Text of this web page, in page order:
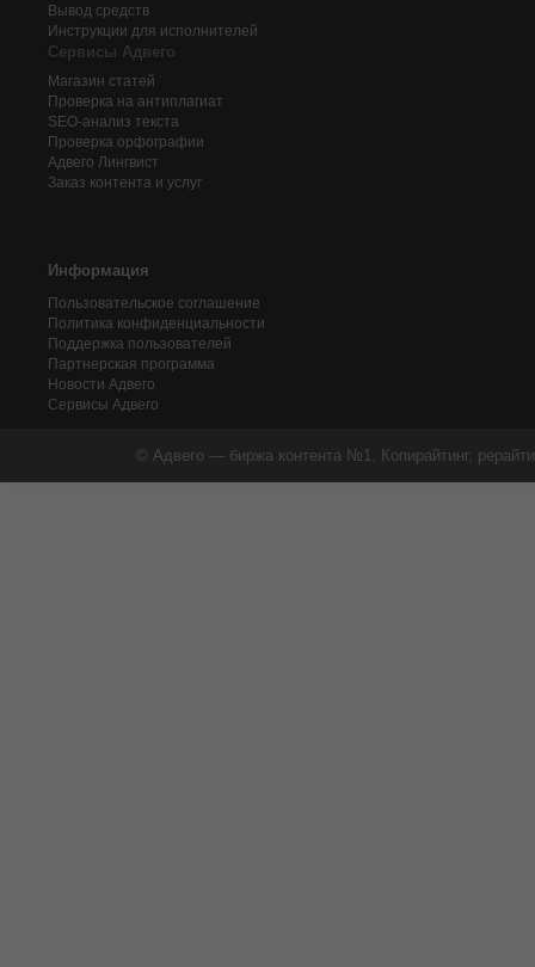
Вывод средств
Инструкции для исполнителей
Сервисы Адвего
Магазин статей
Проверка на антиплагиат
SEO-анализ текста
Проверка орфографии
Адвего Лингвист
Заказ контента и услуг
Информация
Пользовательское соглашение
Политика конфиденциальности
Поддержка пользователей
Партнерская программа
Новости Адвего
Сервисы Адвего
© Адвего — биржа контента №1. Копирайтинг,